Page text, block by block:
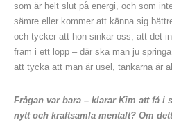
som är helt slut på energi, och som
sämre eller kommer att känna sig
och tycker att hon sinkar oss, att det
fram i ett lopp – där ska man ju
att tycka att man är usel, tankarna är
Frågan var bara – klarar Kim att få i
nytt och kraftsamla mentalt? Om